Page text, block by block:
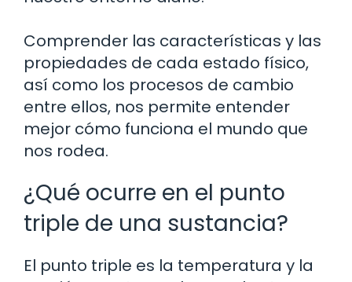
Comprender las características y las
propiedades de cada estado físico,
así como los procesos de cambio
entre ellos, nos permite entender
mejor cómo funciona el mundo que
nos rodea.
¿Qué ocurre en el punto
triple de una sustancia?
El punto triple es la temperatura y la